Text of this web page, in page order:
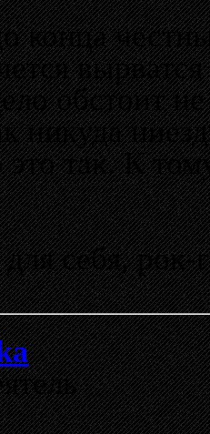
конца
обстоит
никуда
так. К
себя, рок-